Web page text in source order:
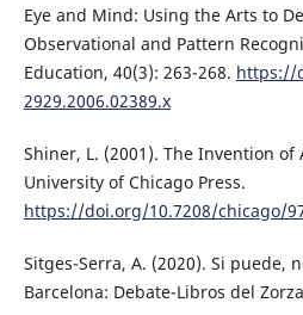
Eye and Mind: Using the Arts to
Observational and Pattern
Education, 40(3): 263-268. https://
2929.2006.02389.x
Shiner, L. (2001). The Invention of
University of Chicago Press.
https://doi.org/10.7208/chicago/
Sitges-Serra, A. (2020). Si puede,
Barcelona: Debate-Libros del